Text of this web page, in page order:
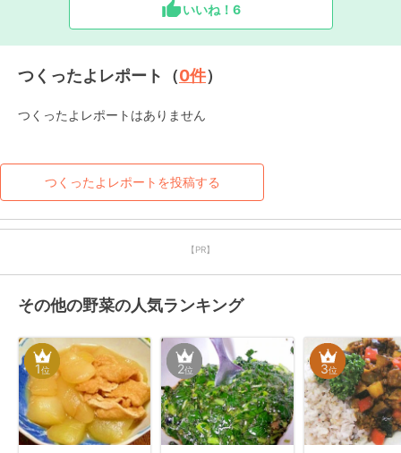
いいね！ 6
つくったよレポート（0件）
つくったよレポートはありません
つくったよレポートを投稿する
【PR】
その他の野菜の人気ランキング
1位 2位 3位